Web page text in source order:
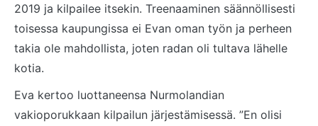
2019 ja kilpailee itsekin. Treenaaminen säännöllisesti
toisessa kaupungissa ei Evan oman työn ja perheen
takia ole mahdollista, joten radan oli tultava lähelle
kotia.
Eva kertoo luottaneensa Nurmolandian
vakioporukkaan kilpailun järjestämisessä. ”En olisi